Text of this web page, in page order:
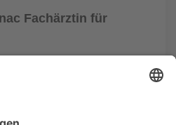
Fachärztin für